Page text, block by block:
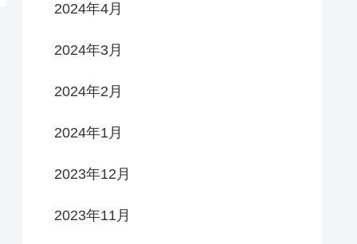
2024年4月
2024年3月
2024年2月
2024年1月
2023年12月
2023年11月